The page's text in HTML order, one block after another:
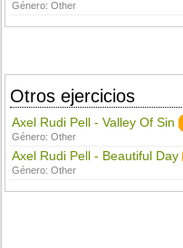
Género:Other
Otros ejercicios
Axel Rudi Pell - Valley Of Sin
Género:Other
Axel Rudi Pell - Beautiful Day
Género:Other